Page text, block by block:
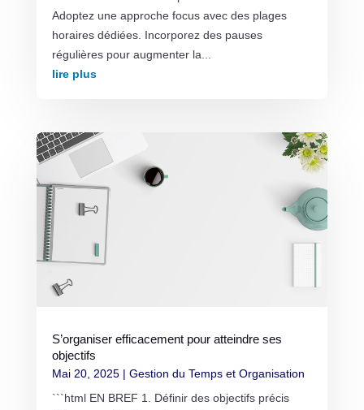
Adoptez une approche focus avec des plages
horaires dédiées. Incorporez des pauses
régulières pour augmenter la...
lire plus
S’organiser efficacement pour atteindre ses
objectifs
Mai 20, 2025| Gestion du Temps et Organisation
```html EN BREF 1. Définir des objectifs précis